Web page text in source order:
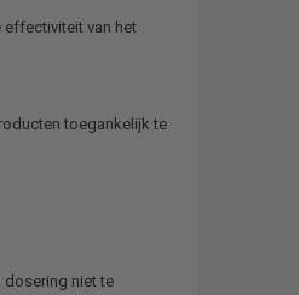
effectiviteit van het
toegankelijk te
dosering niet te